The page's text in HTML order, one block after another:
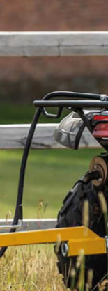
L, 6
ventiler og 6